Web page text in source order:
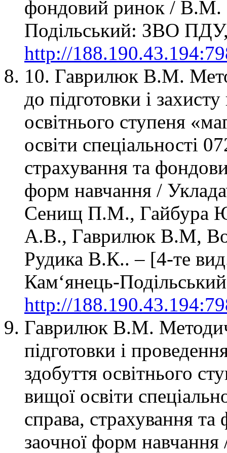
фондовий ринок / В.М.
Подільський: ЗВО
http://
10. Гаврилюк В.М.
до підготовки і
освітнього ступеня
освіти спеціальності
страхування та
форм навчання /
Сенищ П.М., Гайбура
А.В., Гаврилюк В.М,
Рудика В.К.. – [4-те
Кам‘янець-
http://
Гаврилюк В.М.
підготовки і
здобуття освітнього
вищої освіти
справа, страхування
заочної форм